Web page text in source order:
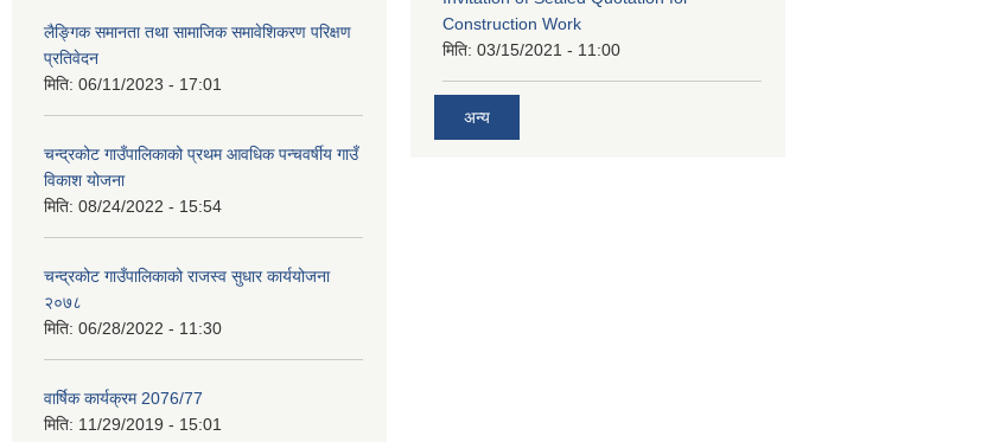
लैङ्गिक समानता तथा सामाजिक समावेशिकरण परिक्षण
प्रतिवेदन
मिति: 06/11/2023 - 17:01
चन्द्रकोट गाउँपालिकाको प्रथम आवधिक पन्चवर्षीय गाउँ
विकाश योजना
मिति: 08/24/2022 - 15:54
चन्द्रकोट गाउँपालिकाको राजस्व सुधार कार्ययोजना
२०७८
मिति: 06/28/2022 - 11:30
वार्षिक कार्यक्रम 2076/77
मिति: 11/29/2019 - 15:01
Construction Work
मिति: 03/15/2021 - 11:00
अन्य